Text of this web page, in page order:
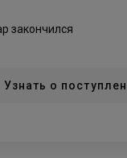
закончился
Узнать о